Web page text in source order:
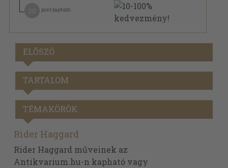
pont kapható
ELŐSZÓ
TARTALOM
TÉMAKÖRÖK
Rider Haggard
Rider Haggard műveinek az
Antikvarium.hu-n kapható vagy